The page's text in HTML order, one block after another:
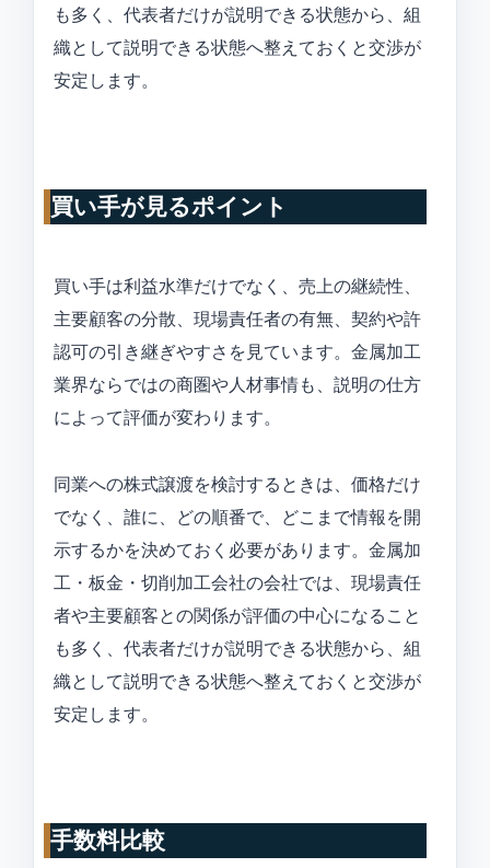
も多く、代表者だけが説明できる状態から、組
織として説明できる状態へ整えておくと交渉が
安定します。
買い手が見るポイント
買い手は利益水準だけでなく、売上の継続性、
主要顧客の分散、現場責任者の有無、契約や許
認可の引き継ぎやすさを見ています。金属加工
業界ならではの商圏や人材事情も、説明の仕方
によって評価が変わります。
同業への株式譲渡を検討するときは、価格だけ
でなく、誰に、どの順番で、どこまで情報を開
示するかを決めておく必要があります。金属加
工・板金・切削加工会社の会社では、現場責任
者や主要顧客との関係が評価の中心になること
も多く、代表者だけが説明できる状態から、組
織として説明できる状態へ整えておくと交渉が
安定します。
手数料比較